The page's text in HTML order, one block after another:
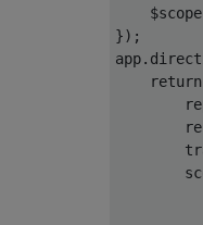
    $scope
});
app.
return